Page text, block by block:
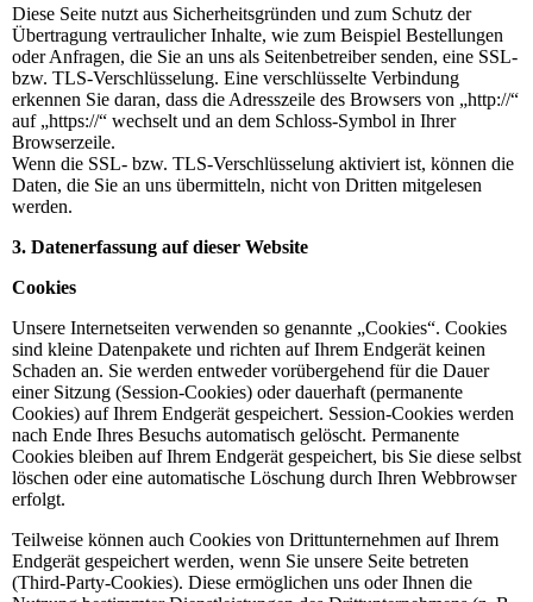
Diese Seite nutzt aus Sicherheitsgründen und zum Schutz der
Übertragung vertraulicher Inhalte, wie zum Beispiel Bestellungen
oder Anfragen, die Sie an uns als Seitenbetreiber senden, eine SSL-
bzw. TLS-Verschlüsselung. Eine verschlüsselte Verbindung
erkennen Sie daran, dass die Adresszeile des Browsers von „http://“
auf „https://“ wechselt und an dem Schloss-Symbol in Ihrer
Browserzeile.
Wenn die SSL- bzw. TLS-Verschlüsselung aktiviert ist, können die
Daten, die Sie an uns übermitteln, nicht von Dritten mitgelesen
werden.
3. Datenerfassung auf dieser Website
Cookies
Unsere Internetseiten verwenden so genannte „Cookies“. Cookies
sind kleine Datenpakete und richten auf Ihrem Endgerät keinen
Schaden an. Sie werden entweder vorübergehend für die Dauer
einer Sitzung (Session-Cookies) oder dauerhaft (permanente
Cookies) auf Ihrem Endgerät gespeichert. Session-Cookies werden
nach Ende Ihres Besuchs automatisch gelöscht. Permanente
Cookies bleiben auf Ihrem Endgerät gespeichert, bis Sie diese selbst
löschen oder eine automatische Löschung durch Ihren Webbrowser
erfolgt.
Teilweise können auch Cookies von Drittunternehmen auf Ihrem
Endgerät gespeichert werden, wenn Sie unsere Seite betreten
(Third-Party-Cookies). Diese ermöglichen uns oder Ihnen die